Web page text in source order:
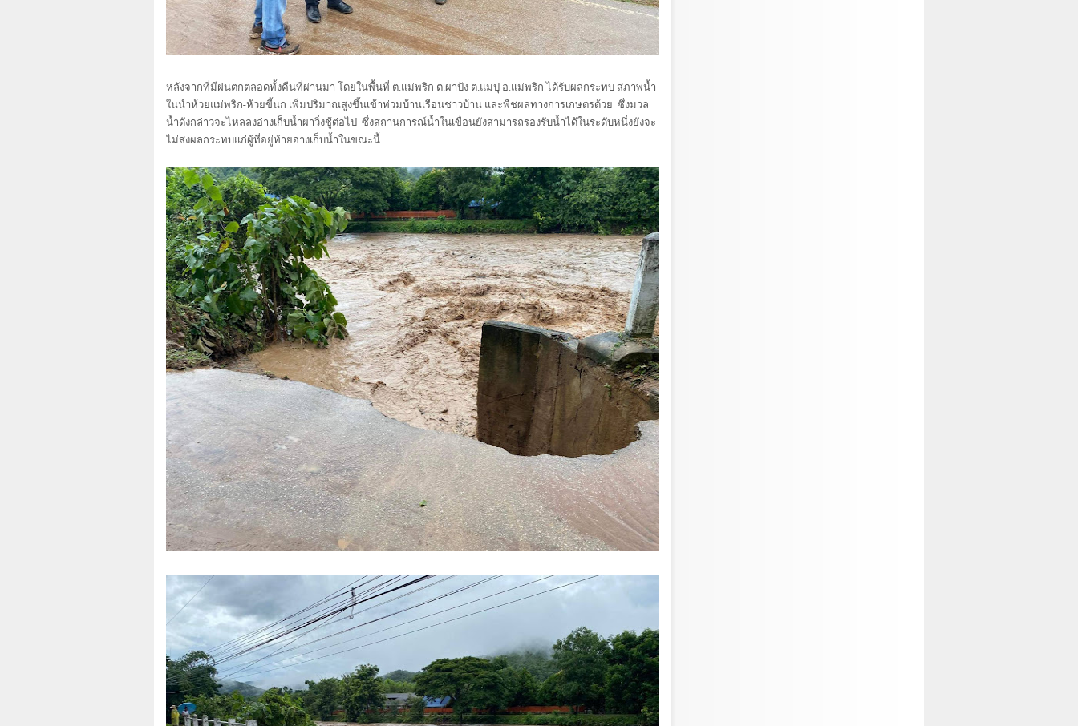
หลังจากที่มีฝนตกตลอดทั้งคืนที่ผ่านมา โดยในพื้นที่ ต.แม่พริก ต.ผาปัง ต.แม่ปุ อ.แม่พริก ได้รับผลกระทบ สภาพน้ำ
ในนำห้วยแม่พริก-ห้วยขี้นก เพิ่มปริมาณสูงขึ้นเข้าท่วมบ้านเรือนชาวบ้าน และพืชผลทางการเกษตรด้วย ซึ่งมวล
น้ำดังกล่าวจะไหลลงอ่างเก็บน้ำผาวิ่งชู้ต่อไป ซึ่งสถานการณ์น้ำในเขื่อนยังสามารถรองรับน้ำได้ในระดับหนึ่งยังจะ
ไม่ส่งผลกระทบแก่ผู้ที่อยู่ท้ายอ่างเก็บน้ำในขณะนี้